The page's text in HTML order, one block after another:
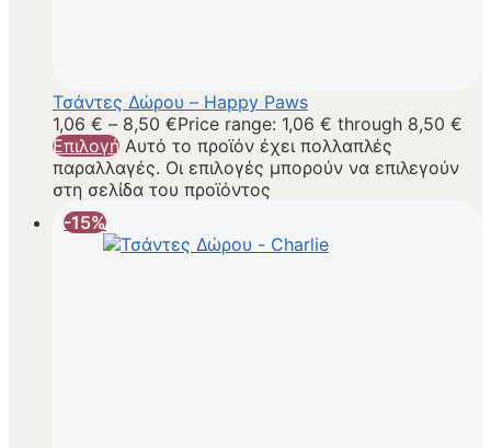
Τσάντες Δώρου – Happy Paws
1,06 € – 8,50 €Price range: 1,06 € through 8,50 €
Επιλογή Αυτό το προϊόν έχει πολλαπλές
παραλλαγές. Οι επιλογές μπορούν να επιλεγούν
στη σελίδα του προϊόντος
-15%